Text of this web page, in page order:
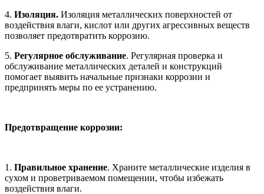
4. Изоляция. Изоляция металлических поверхностей от
воздействия влаги, кислот или других агрессивных веществ
позволяет предотвратить коррозию.
5. Регулярное обслуживание. Регулярная проверка и
обслуживание металлических деталей и конструкций
помогает выявить начальные признаки коррозии и
предпринять меры по ее устранению.
Предотвращение коррозии:
1. Правильное хранение. Храните металлические изделия в
сухом и проветриваемом помещении, чтобы избежать
воздействия влаги.